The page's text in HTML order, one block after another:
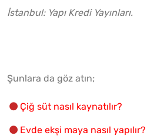
İstanbul: Yapı Kredi Yayınları.
Şunlara da göz atın;
Çiğ süt nasıl kaynatılır?
Evde ekşi maya nasıl yapılır?